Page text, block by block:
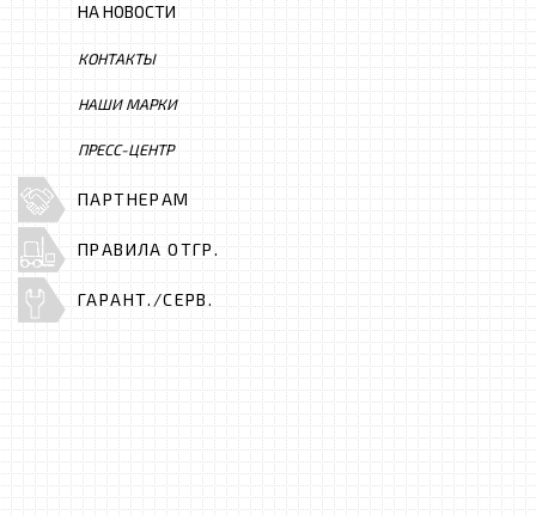
НА НОВОСТИ
КОНТАКТЫ
НАШИ МАРКИ
ПРЕСС-ЦЕНТР
ПАРТНЕРАМ
ПРАВИЛА ОТГР.
ГАРАНТ./СЕРВ.